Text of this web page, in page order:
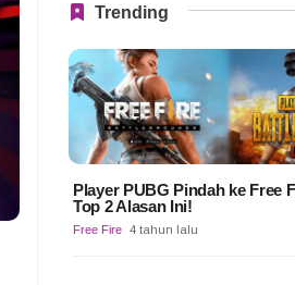
Trending
Player PUBG Pindah ke Free
Top 2 Alasan Ini!
Free Fire 4 tahun lalu